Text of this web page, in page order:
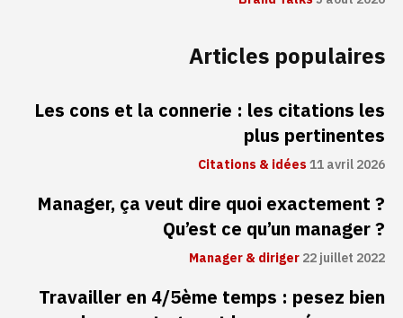
Articles populaires
Les cons et la connerie : les citations les
plus pertinentes
Citations & idées11 avril 2026
Manager, ça veut dire quoi exactement ?
Qu’est ce qu’un manager ?
Manager & diriger22 juillet 2022
Travailler en 4/5ème temps : pesez bien